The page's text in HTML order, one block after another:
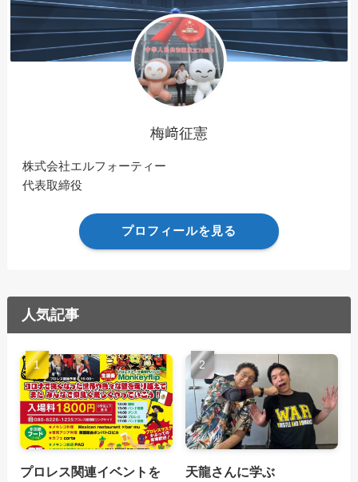
梅﨑征憲
株式会社エルフォーティー
代表取締役
プロフィールを見る
人気記事
プロレス関連イベントを
天龍さんに学ぶ